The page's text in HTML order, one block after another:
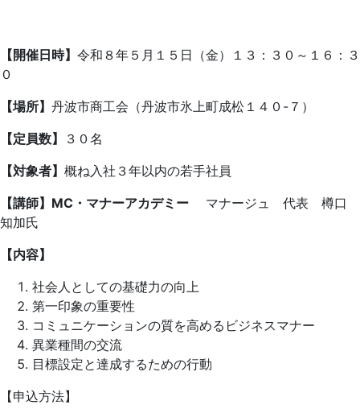
【開催日時】 令和８年５月１５日（金）１３：３０～１６：３
０
【場所】 丹波市商工会（丹波市氷上町成松１４０-７）
【定員数】
３０名
【対象者】 概ね入社３年以内の若手社員
【講師】MC・マナーアカデミー マナージュ 代表 樽口
知加氏
【内容】
社会人としての基礎力の向上
第一印象の重要性
コミュニケーションの質を高めるビジネスマナー
異業種間の交流
目標設定と達成するための行動
【申込方法】